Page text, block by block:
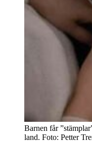
Barnen får
land. Foto: Petter